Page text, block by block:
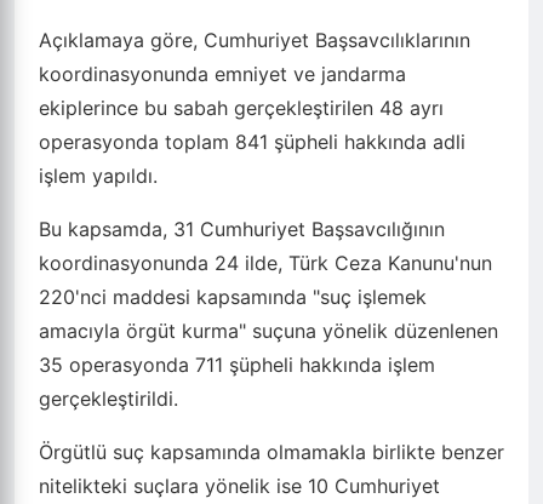
Açıklamaya göre, Cumhuriyet Başsavcılıklarının
koordinasyonunda emniyet ve jandarma
ekiplerince bu sabah gerçekleştirilen 48 ayrı
operasyonda toplam 841 şüpheli hakkında adli
işlem yapıldı.
Bu kapsamda, 31 Cumhuriyet Başsavcılığının
koordinasyonunda 24 ilde, Türk Ceza Kanunu'nun
220'nci maddesi kapsamında "suç işlemek
amacıyla örgüt kurma" suçuna yönelik düzenlenen
35 operasyonda 711 şüpheli hakkında işlem
gerçekleştirildi.
Örgütlü suç kapsamında olmamakla birlikte benzer
nitelikteki suçlara yönelik ise 10 Cumhuriyet